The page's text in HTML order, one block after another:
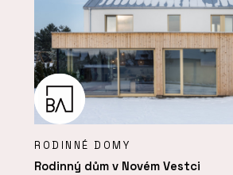
RODINNÉ DOMY
Rodinný dům v Novém Vestci